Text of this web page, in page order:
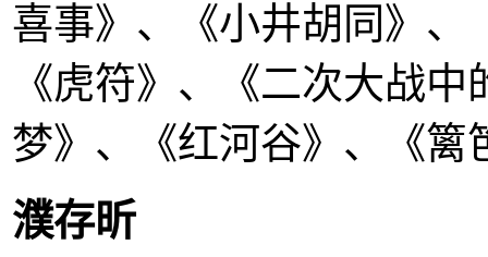
喜事》、《小井胡同》、
《虎符》、《二次大战
梦》、《红河谷》、《篱
濮存昕